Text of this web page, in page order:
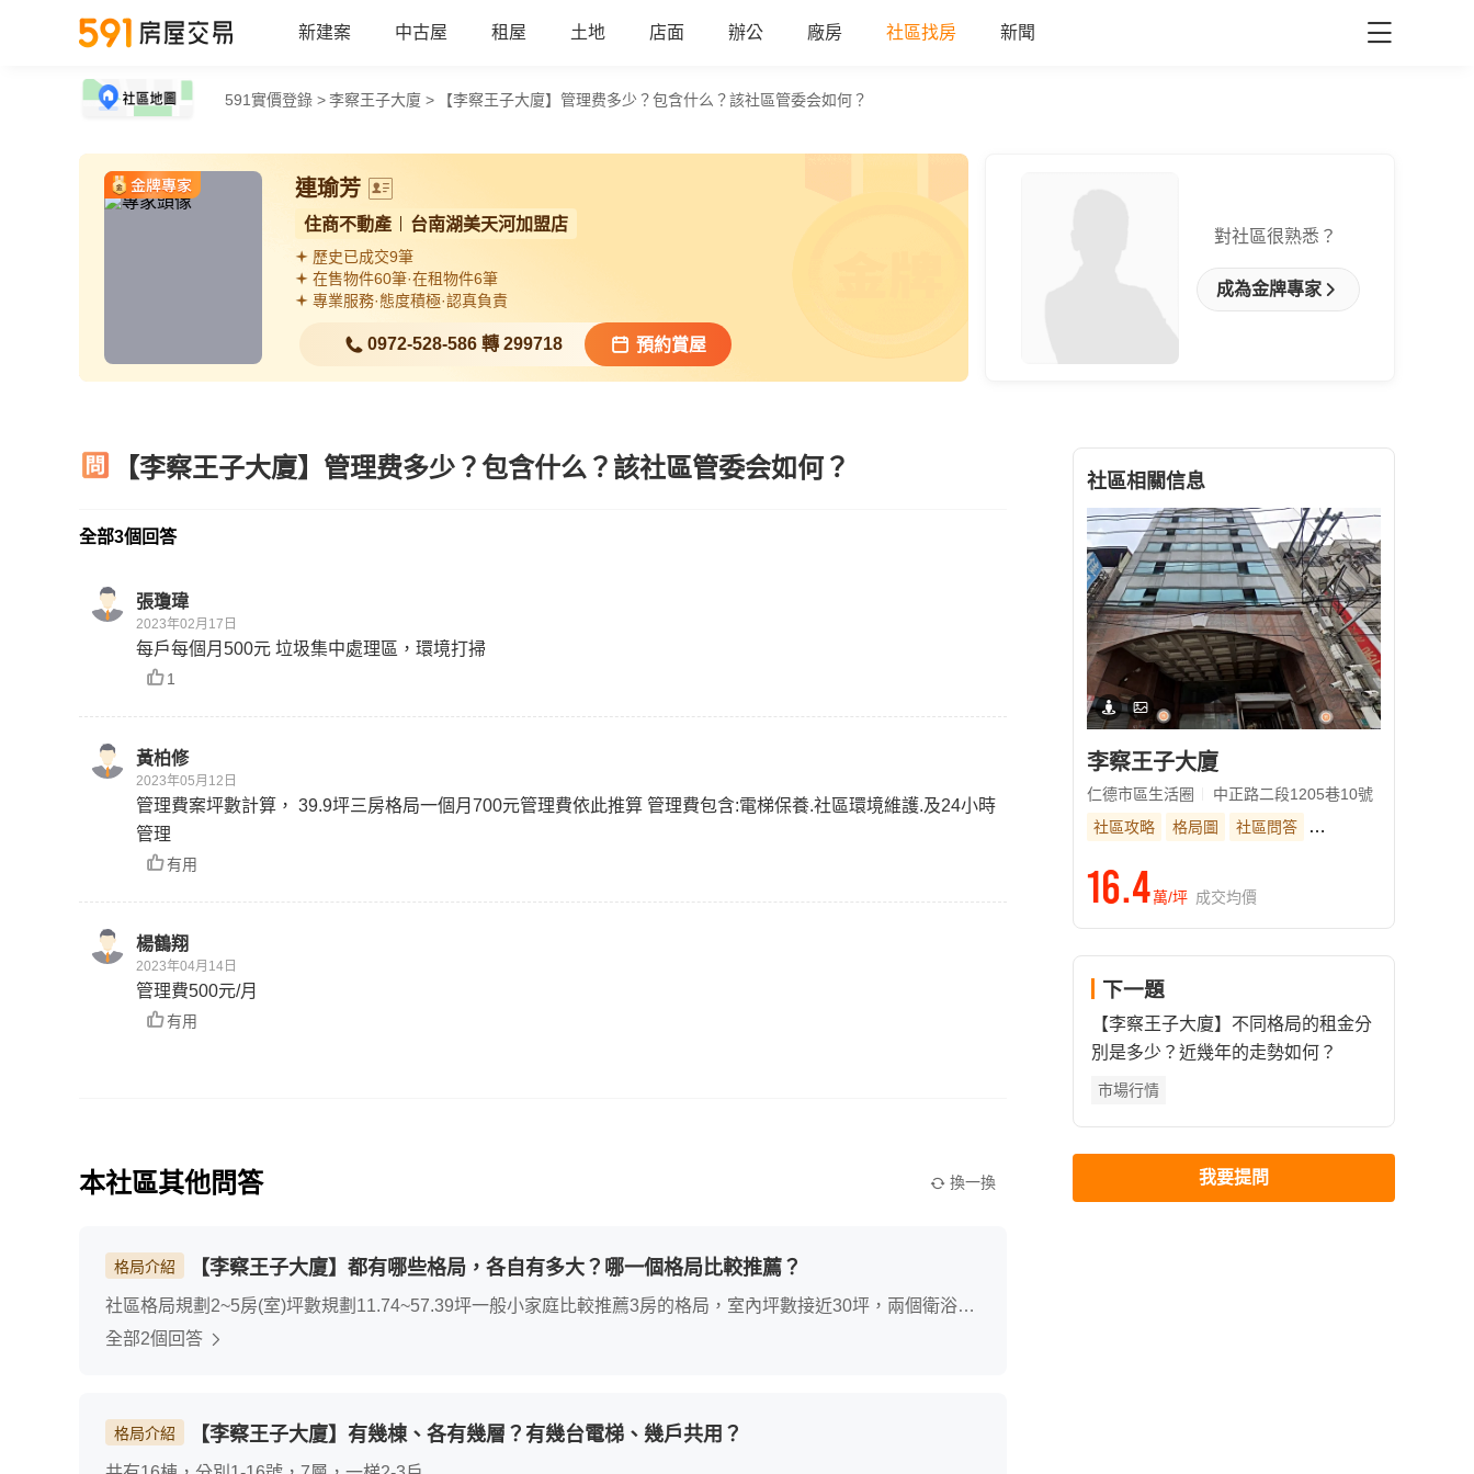
新建案 中古屋 租屋 土地 店面 辦公 廠房 社區找房 新聞
591實價登錄 > 李察王子大廈 > 【李察王子大廈】管理费多少？包含什么？該社區管委会如何？
連瑜芳
住商不動產 台南湖美天河加盟店
歷史已成交9筆
在售物件60筆·在租物件6筆
專業服務·態度積極·認真負責
0972-528-586 轉 299718 預約賞屋
對社區很熟悉？
成為金牌專家
【李察王子大廈】管理费多少？包含什么？該社區管委会如何？
全部3個回答
張瓊瑋
2023年02月17日
每戶每個月500元 垃圾集中處理區，環境打掃
1
黃柏修
2023年05月12日
管理費案坪數計算， 39.9坪三房格局一個月700元管理費依此推算 管理費包含:電梯保養.社區環境維護.及24小時
管理
有用
楊鶴翔
2023年04月14日
管理費500元/月
有用
本社區其他問答 換一換
格局介紹 【李察王子大廈】都有哪些格局，各自有多大？哪一個格局比較推薦？
社區格局規劃2~5房(室)坪數規劃11.74~57.39坪一般小家庭比較推薦3房的格局，室內坪數接近30坪，兩個衛浴也
不用等
全部2個回答
格局介紹 【李察王子大廈】有幾棟、各有幾層？有幾台電梯、幾戶共用？
社區相關信息
李察王子大廈
仁德市區生活圈
中正路二段1205巷10號
社區攻略
格局圖 社區問答 33年社區
16.4萬/坪 成交均價
下一題
【李察王子大廈】不同格局的租金分
別是多少？近幾年的走勢如何？
市場行情
我要提問